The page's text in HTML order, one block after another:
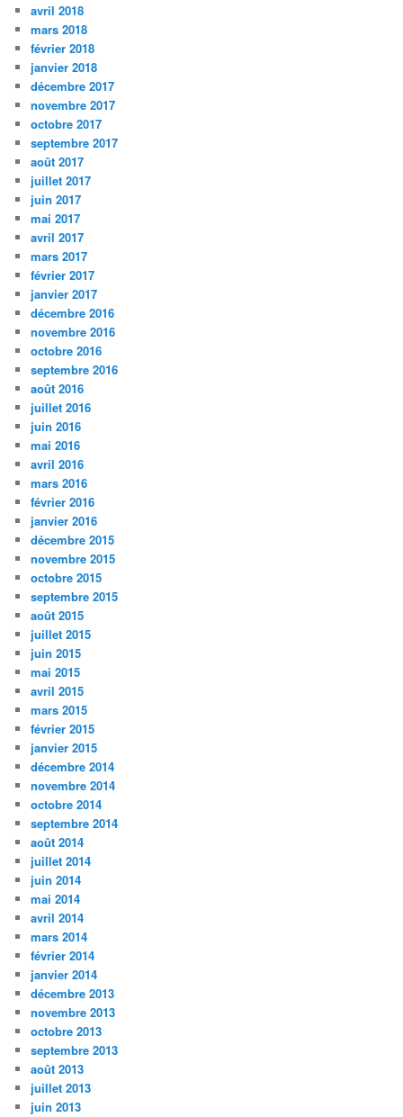
avril 2018
mars 2018
février 2018
janvier 2018
décembre 2017
novembre 2017
octobre 2017
septembre 2017
août 2017
juillet 2017
juin 2017
mai 2017
avril 2017
mars 2017
février 2017
janvier 2017
décembre 2016
novembre 2016
octobre 2016
septembre 2016
août 2016
juillet 2016
juin 2016
mai 2016
avril 2016
mars 2016
février 2016
janvier 2016
décembre 2015
novembre 2015
octobre 2015
septembre 2015
août 2015
juillet 2015
juin 2015
mai 2015
avril 2015
mars 2015
février 2015
janvier 2015
décembre 2014
novembre 2014
octobre 2014
septembre 2014
août 2014
juillet 2014
juin 2014
mai 2014
avril 2014
mars 2014
février 2014
janvier 2014
décembre 2013
novembre 2013
octobre 2013
septembre 2013
août 2013
juillet 2013
juin 2013